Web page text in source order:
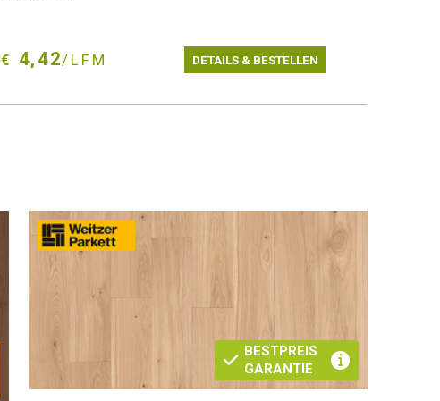
€ 4,42/LFM DETAILS & BESTELLEN
BESTPREIS
GARANTIE